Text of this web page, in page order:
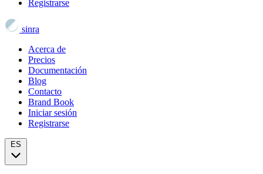
Registrarse
sinra
Acerca de
Precios
Documentación
Blog
Contacto
Brand Book
Iniciar sesión
Registrarse